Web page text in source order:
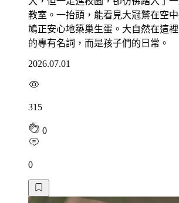
教室。一抬頭，能看見大冠鷲在空
鳩正安心地築巢生蛋。大自然在這
的專有名詞，而是孩子們的日常。
2026.07.01
315
0
0